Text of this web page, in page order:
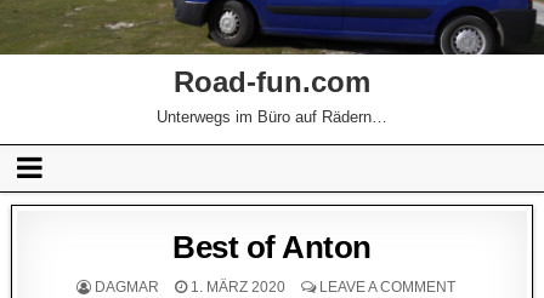
Road-fun.com
Unterwegs im Büro auf Rädern…
Best of Anton
DAGMAR 1. MÄRZ 2020 LEAVE A COMMENT